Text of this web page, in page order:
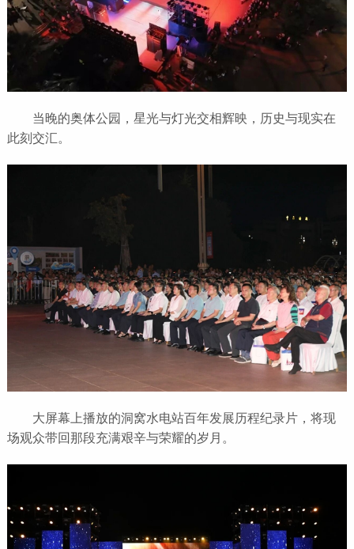
当晚的奥体公园，星光与灯光交相辉映，历史与现实在
此刻交汇。
大屏幕上播放的洞窝水电站百年发展历程纪录片，将现
场观众带回那段充满艰辛与荣耀的岁月。